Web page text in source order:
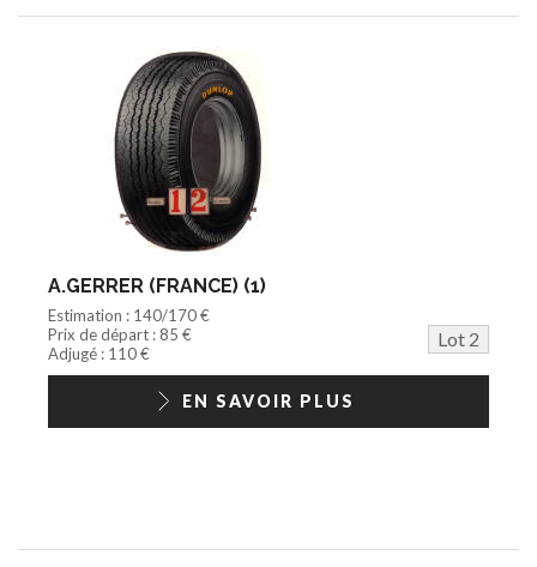
A.GERRER (FRANCE) (1)
Estimation : 140/170 €
Prix de départ : 85 €
Lot 2
Adjugé : 110 €
EN SAVOIR PLUS